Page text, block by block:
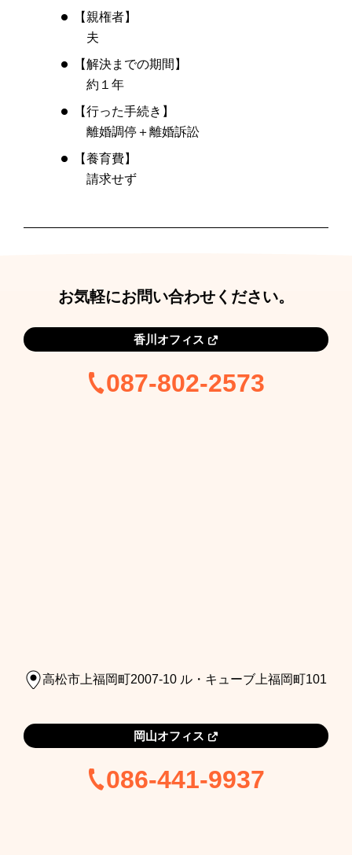
【親権者】
夫
【解決までの期間】
約１年
【行った手続き】
離婚調停＋離婚訴訟
【養育費】
請求せず
お気軽にお問い合わせください。
香川オフィス
087-802-2573
高松市上福岡町2007-10 ル・キューブ上福岡町101
岡山オフィス
086-441-9937